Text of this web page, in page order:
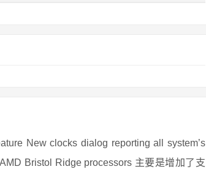
New clocks dialog reporting all system’s
Bristol Ridge processors 主要是增加了支